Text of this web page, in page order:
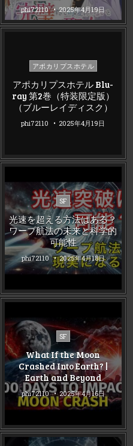
phi72110 2025年4月19日
Posted
アポカリプスホテル
アポカリプスホテル Blu-
ray 第2巻（特装限定版）
（ブルーレイディスク）
phi72110 2025年4月19日
Posted
in
SF
光速を超える方法はある？
ワープ航法の未来と科学的
可能性
phi72110 2025年4月18日
Posted
in
SF
What If the Moon
Crashed Into Earth? |
Earth and Beyond
phi72110 2025年4月16日